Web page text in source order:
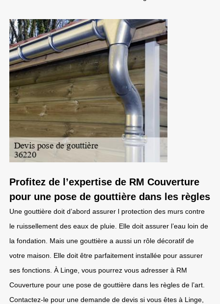
Profitez de l’expertise de RM Couverture
pour une pose de gouttière dans les règles
Une gouttière doit d’abord assurer l protection des murs contre
le ruissellement des eaux de pluie. Elle doit assurer l’eau loin de
la fondation. Mais une gouttière a aussi un rôle décoratif de
votre maison. Elle doit être parfaitement installée pour assurer
ses fonctions. À Linge, vous pourrez vous adresser à RM
Couverture pour une pose de gouttière dans les règles de l’art.
Contactez-le pour une demande de devis si vous êtes à Linge,